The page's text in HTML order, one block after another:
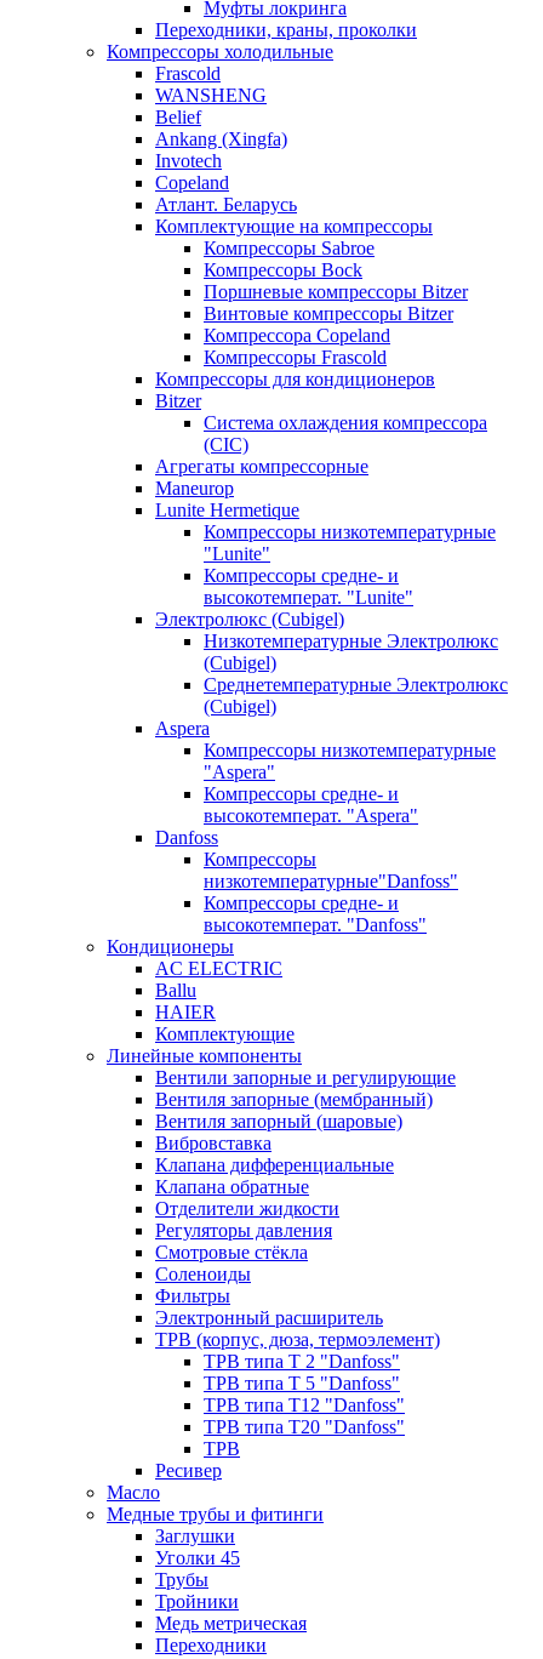
Муфты локринга
Переходники, краны, проколки
Компрессоры холодильные
Frascold
WANSHENG
Belief
Ankang (Xingfa)
Invotech
Copeland
Атлант. Беларусь
Комплектующие на компрессоры
Компрессоры Sabroe
Компрессоры Bock
Поршневые компрессоры Bitzer
Винтовые компрессоры Bitzer
Компрессора Copeland
Компрессоры Frascold
Компрессоры для кондиционеров
Bitzer
Система охлаждения компрессора
(CIC)
Агрегаты компрессорные
Maneurop
Lunite Hermetique
Компрессоры низкотемпературные
"Lunite"
Компрессоры средне- и
высокотемперат. "Lunite"
Электролюкс (Cubigel)
Низкотемпературные Электролюкс
(Cubigel)
Среднетемпературные Электролюкс
(Cubigel)
Aspera
Компрессоры низкотемпературные
"Aspera"
Компрессоры средне- и
высокотемперат. "Aspera"
Danfoss
Компрессоры
низкотемпературные"Danfoss"
Компрессоры средне- и
высокотемперат. "Danfoss"
Кондиционеры
AC ELECTRIC
Ballu
HAIER
Комплектующие
Линейные компоненты
Вентили запорные и регулирующие
Вентиля запорные (мембранный)
Вентиля запорный (шаровые)
Вибровставка
Клапана дифференциальные
Клапана обратные
Отделители жидкости
Регуляторы давления
Смотровые стёкла
Соленоиды
Фильтры
Электронный расширитель
ТРВ (корпус, дюза, термоэлемент)
ТРВ типа Т 2 "Danfoss"
ТРВ типа Т 5 "Danfoss"
ТРВ типа Т12 "Danfoss"
ТРВ типа Т20 "Danfoss"
ТРВ
Ресивер
Масло
Медные трубы и фитинги
Заглушки
Уголки 45
Трубы
Тройники
Медь метрическая
Переходники